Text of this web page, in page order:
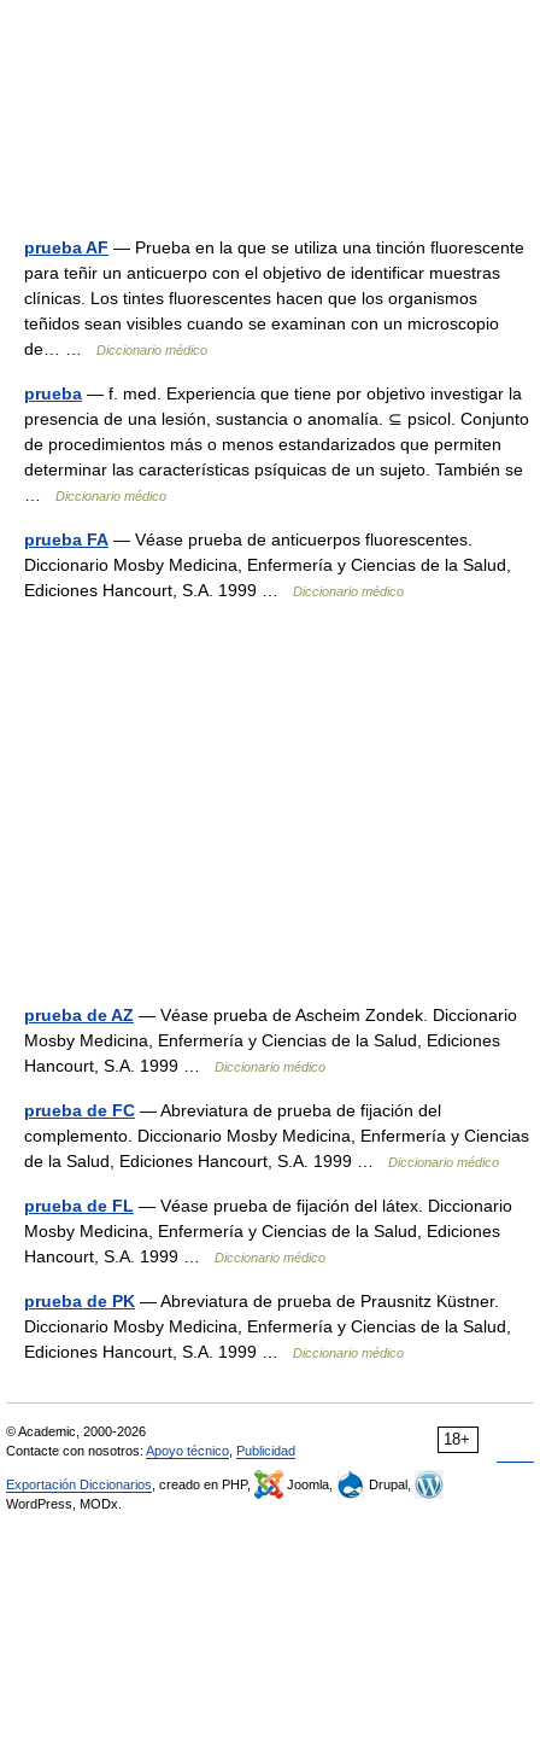
prueba AF — Prueba en la que se utiliza una tinción fluorescente
para teñir un anticuerpo con el objetivo de identificar muestras
clínicas. Los tintes fluorescentes hacen que los organismos
teñidos sean visibles cuando se examinan con un microscopio
de… …
Diccionario médico
prueba — f. med. Experiencia que tiene por objetivo investigar la
presencia de una lesión, sustancia o anomalía. ⊆ psicol. Conjunto
de procedimientos más o menos estandarizados que permiten
determinar las características psíquicas de un sujeto. También se
…
Diccionario médico
prueba FA — Véase prueba de anticuerpos fluorescentes.
Diccionario Mosby Medicina, Enfermería y Ciencias de la Salud,
Ediciones Hancourt, S.A. 1999 …
Diccionario médico
prueba de AZ — Véase prueba de Ascheim Zondek. Diccionario
Mosby Medicina, Enfermería y Ciencias de la Salud, Ediciones
Hancourt, S.A. 1999 …
Diccionario médico
prueba de FC — Abreviatura de prueba de fijación del
complemento. Diccionario Mosby Medicina, Enfermería y Ciencias
de la Salud, Ediciones Hancourt, S.A. 1999 …
Diccionario médico
prueba de FL — Véase prueba de fijación del látex. Diccionario
Mosby Medicina, Enfermería y Ciencias de la Salud, Ediciones
Hancourt, S.A. 1999 …
Diccionario médico
prueba de PK — Abreviatura de prueba de Prausnitz Küstner.
Diccionario Mosby Medicina, Enfermería y Ciencias de la Salud,
Ediciones Hancourt, S.A. 1999 …
Diccionario médico
18+
© Academic, 2000-2026
Contacte con nosotros: Apoyo técnico, Publicidad
Exportación Diccionarios, creado en PHP, Joomla,
Drupal,
WordPress, MODx.